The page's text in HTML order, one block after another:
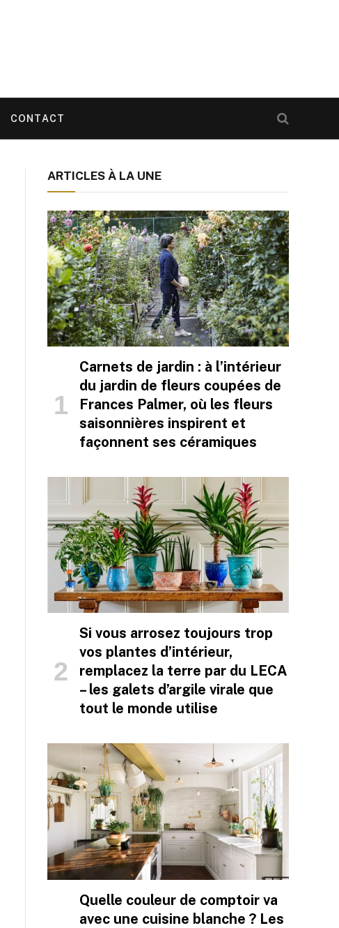
CONTACT
ARTICLES À LA UNE
Carnets de jardin : à l’intérieur
du jardin de fleurs coupées de
Frances Palmer, où les fleurs
saisonnières inspirent et
façonnent ses céramiques
Si vous arrosez toujours trop
vos plantes d’intérieur,
remplacez la terre par du LECA
– les galets d’argile virale que
tout le monde utilise
Quelle couleur de comptoir va
avec une cuisine blanche ? Les